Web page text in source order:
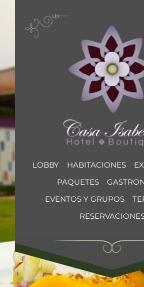
LOBBY HABITACIONES
PAQUETES
EVENTOS Y GRUPOS